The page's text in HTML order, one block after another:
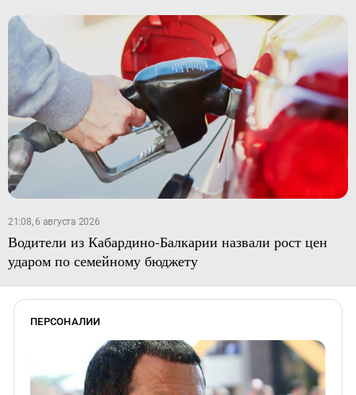
21:08, 6 августа 2026
Водители из Кабардино-Балкарии назвали рост цен
ударом по семейному бюджету
ПЕРСОНАЛИИ